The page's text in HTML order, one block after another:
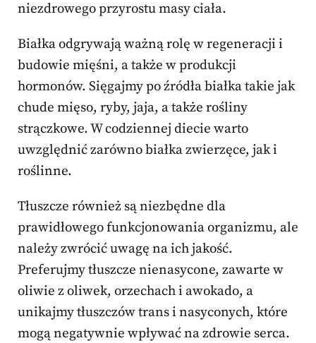
niezdrowego przyrostu masy ciała.
Białka odgrywają ważną rolę w regeneracji i
budowie mięśni, a także w produkcji
hormonów. Sięgajmy po źródła białka takie jak
chude mięso, ryby, jaja, a także rośliny
strączkowe. W codziennej diecie warto
uwzględnić zarówno białka zwierzęce, jak i
roślinne.
Tłuszcze również są niezbędne dla
prawidłowego funkcjonowania organizmu, ale
należy zwrócić uwagę na ich jakość.
Preferujmy tłuszcze nienasycone, zawarte w
oliwie z oliwek, orzechach i awokado, a
unikajmy tłuszczów trans i nasyconych, które
mogą negatywnie wpływać na zdrowie serca.